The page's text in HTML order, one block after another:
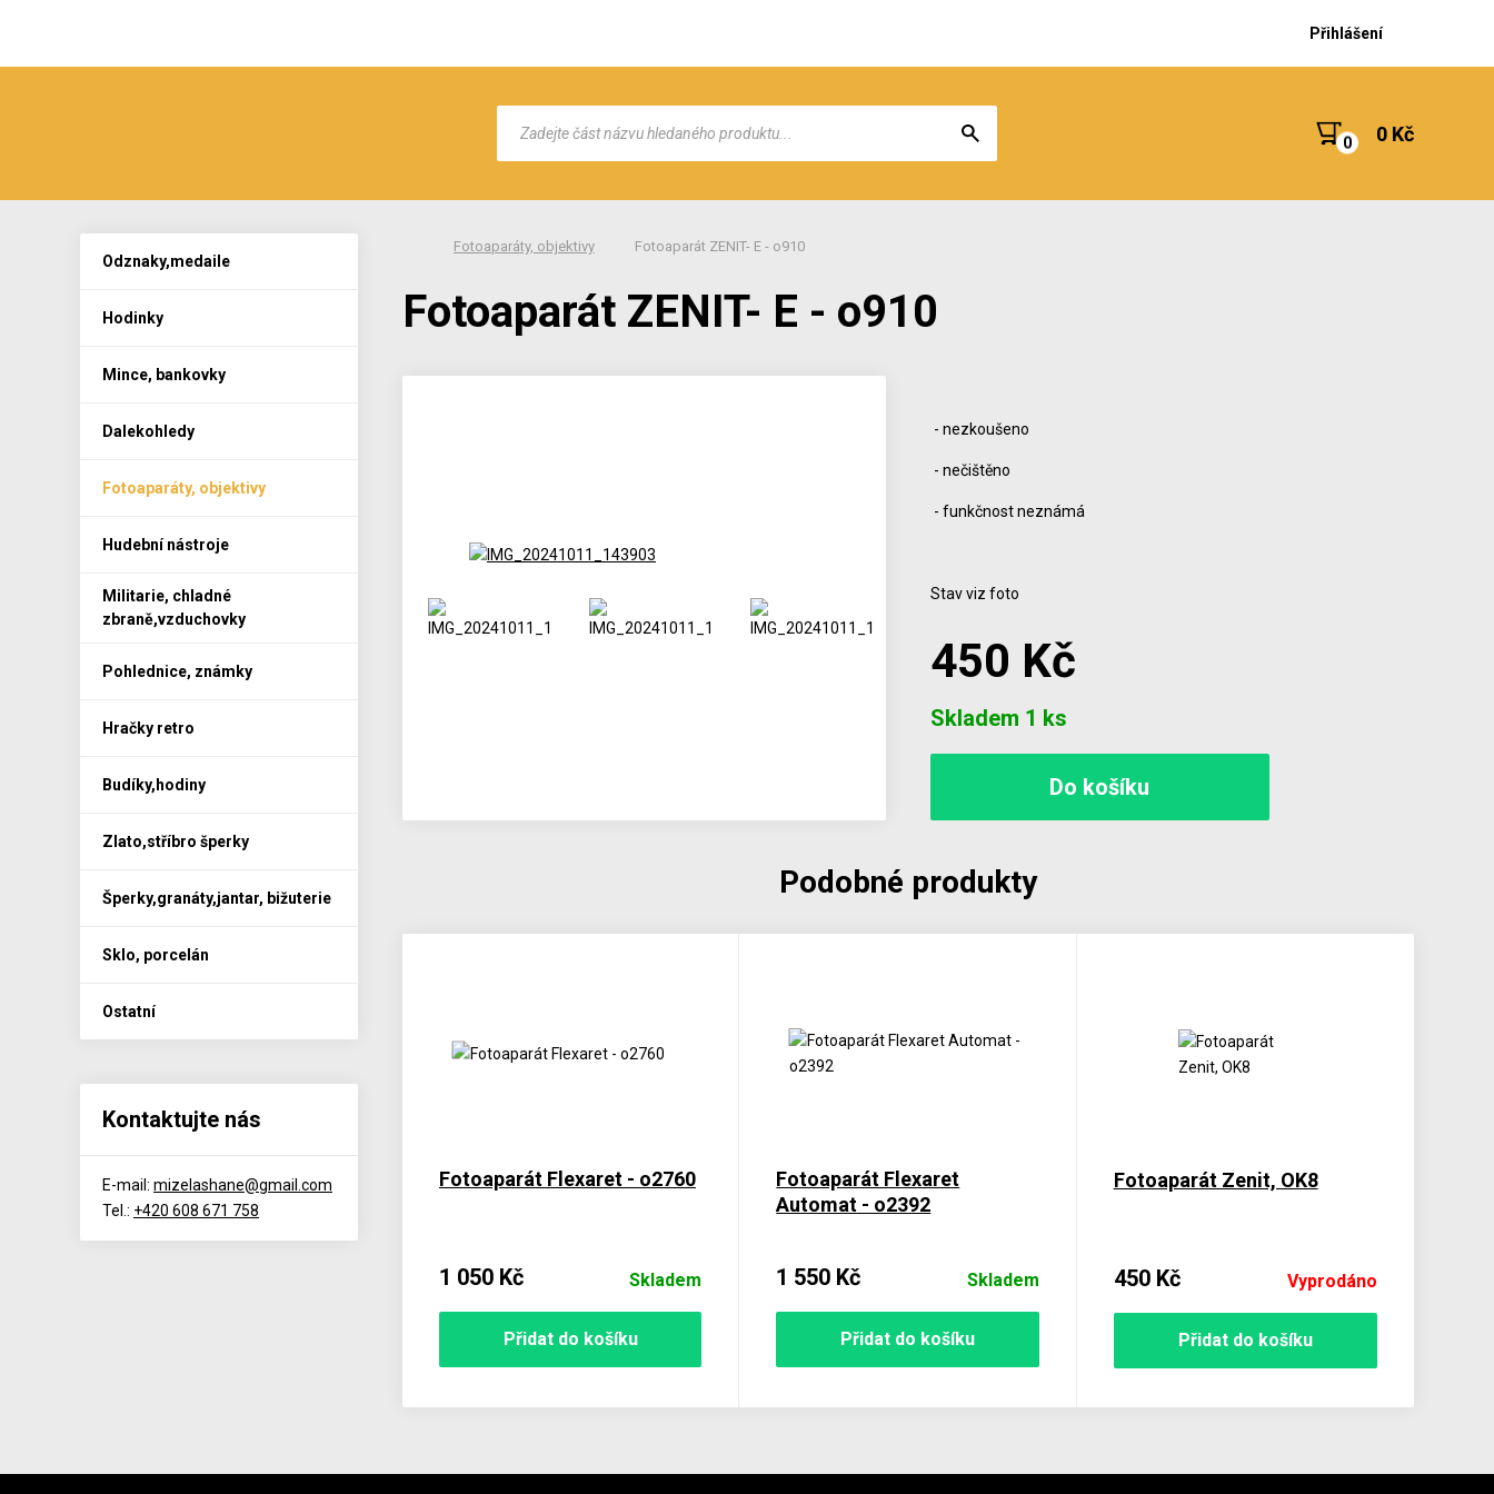
Přihlášení
0 Kč
Fotoaparáty, objektivy Fotoaparát ZENIT- E - o910
Fotoaparát ZENIT- E - o910
- nezkoušeno
- nečištěno
- funkčnost neznámá
Stav viz foto
450 Kč
Skladem 1 ks
Podobné produkty
Fotoaparát Flexaret - o2760
1 050 Kč Skladem
Přidat do košíku
Fotoaparát Flexaret
Automat - o2392
1 550 Kč Skladem
Přidat do košíku
Fotoaparát Zenit, OK8
450 Kč Vyprodáno
Přidat do košíku
Odznaky,medaile
Hodinky
Mince, bankovky
Dalekohledy
Fotoaparáty, objektivy
Hudební nástroje
Militarie, chladné
zbraně,vzduchovky
Pohlednice, známky
Hračky retro
Budíky,hodiny
Zlato,stříbro šperky
Šperky,granáty,jantar, bižuterie
Sklo, porcelán
Ostatní
Kontaktujte nás
E-mail: mizelashane@gmail.com
Tel.: +420 608 671 758